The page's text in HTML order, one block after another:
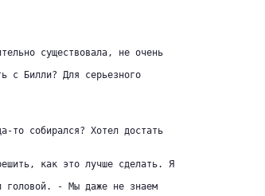
существовала, не очень
с Билли? Для серьезного
то собирался? Хотел достать
как это лучше сделать. Я
головой. - Мы даже не знаем